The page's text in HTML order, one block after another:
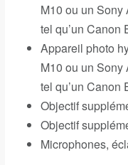
M10 ou un Sony
tel qu’un Canon
Appareil photo
M10 ou un Sony
tel qu’un Canon
Objectif
Objectif
Microphones,